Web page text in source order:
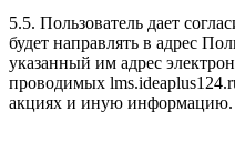
5.5. Пользователь дает
будет направлять в адрес
указанный им адрес
проводимых l
акциях и иную информацию.